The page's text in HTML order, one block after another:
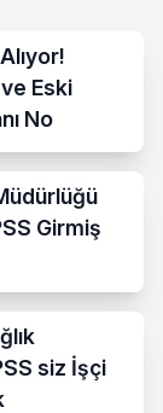
Eski
No
Girmiş
siz İşçi